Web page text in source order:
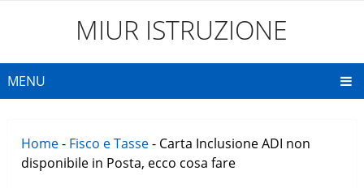
MIUR ISTRUZIONE
MENU
Home- Fisco e Tasse- Carta Inclusione ADI non
disponibile in Posta, ecco cosa fare